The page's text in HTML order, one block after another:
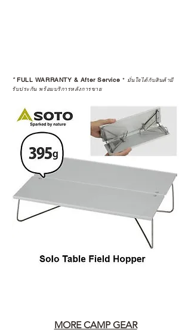
*FULL WARRANTY & After Service * มั่นใจได้กับสินค้ามี
รับประกัน พร้อมบริการหลังการขาย
MORE CAMP GEAR